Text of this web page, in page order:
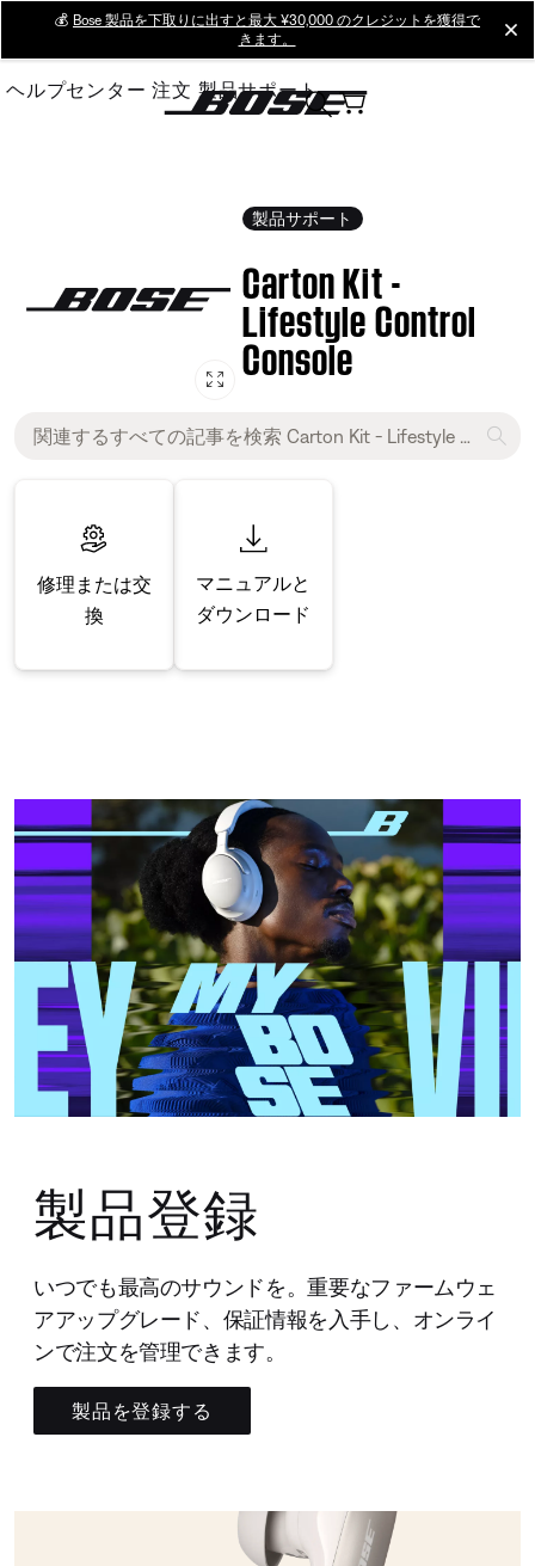
Main
💰 Bose 製品を下取りに出すと最大 ¥30,000 のクレジットを獲得で
きます。
ヘルプセンター 注文 製品サポート
製品サポート
Carton Kit -
Lifestyle Control
Console
修理または交
換
マニュアルと
ダウンロード
製品登録
いつでも最高のサウンドを。重要なファームウェ
アアップグレード、保証情報を入手し、オンライ
ンで注文を管理できます。
製品を登録する